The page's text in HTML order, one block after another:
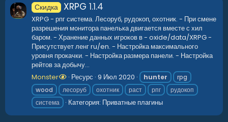
Скидка XRPG 1.1.4
XRPG - рпг система. Лесоруб, рудокоп, охотник. - При смене
разрешения монитора панелька двигается вместе с хил
баром. - Хранение данных игроков в - oxide/data/XRPG -
Присутствует ленг ru/en. - Настройка максимального
уровня прокачки. - Настройка размера панели. - Настройка
рейтов за добычу...
Monster
Ресурс 9 Июл 2020 hunter
rpg
wood
лесоруб охотник раст рпг
рудокоп
система
Категория: Приватные плагины